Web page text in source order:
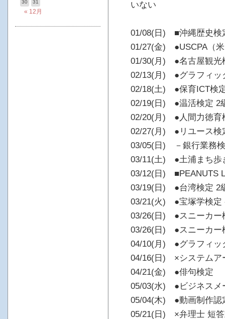
いない
01/08(日) ■沖縄歴史検
01/27(金) ●USCPA（
01/30(月) ●名古屋観光
02/13(月) ●グラフィッ
02/18(土) ●保育ICT検
02/19(日) ●温活検定 2
02/20(月) ●人間力徳育
02/27(月) ●リユース検
03/05(日) －銀行業務
03/11(土) ●土浦まち歩
03/12(日) ■PEANUTS
03/19(日) ●台湾検定 2
03/21(火) ●宝塚学検定
03/26(日) ●スニーカー
03/26(日) ●スニーカー
04/10(月) ●グラフィッ
04/16(日) ×システムア
04/21(金) ●俳句検定
05/03(水) ●ビジネスメ
05/04(木) ●動画制作認
05/21(日) ×弁理士 短
« 12月
30
31